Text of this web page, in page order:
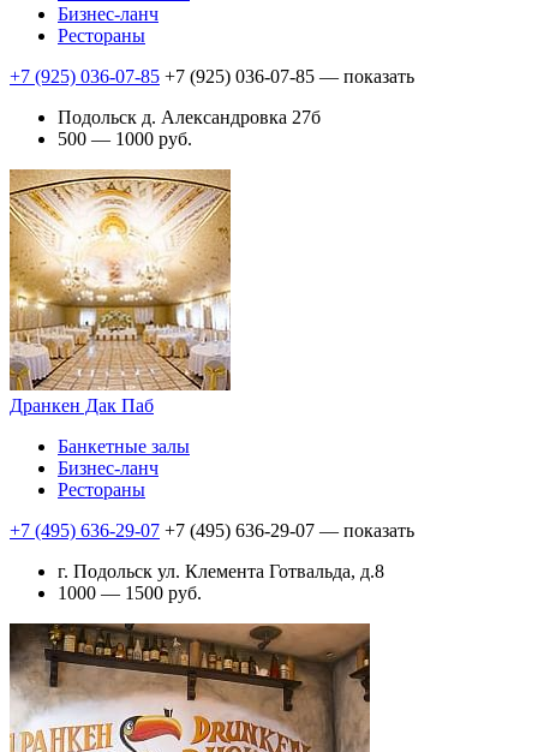
Бизнес-ланч
Рестораны
+7 (925) 036-07-85 +7 (925) 036-07-85 — показать
Подольск д. Александровка 27б
500 — 1000 руб.
Дранкен Дак Паб
Банкетные залы
Бизнес-ланч
Рестораны
+7 (495) 636-29-07 +7 (495) 636-29-07 — показать
г. Подольск ул. Клемента Готвальда, д.8
1000 — 1500 руб.